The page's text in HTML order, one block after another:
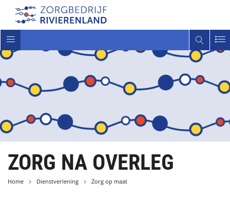
Toggle
navigatie
ZORG NA OVERLEG
Home Dienstverlening Zorg op maat